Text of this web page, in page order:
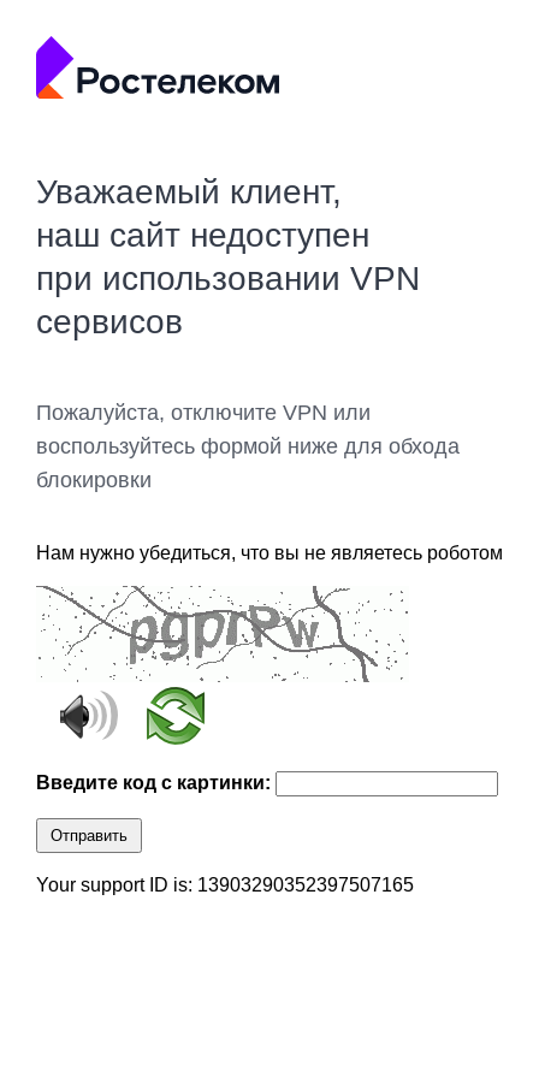
Уважаемый клиент,
наш сайт недоступен
при использовании VPN
сервисов
Пожалуйста, отключите VPN или
воспользуйтесь формой ниже для обхода
блокировки
Нам нужно убедиться, что вы не являетесь роботом
Введите код с картинки:
Отправить
Your support ID is: 13903290352397507165